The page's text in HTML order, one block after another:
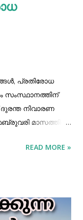
പല തരത്തിലുള്ള
കൂടിയും
പ്രതിരോധ
സംസ്ഥാനത്തിന്
നിവാരണ
മാസത്തിൽ
READ MORE »